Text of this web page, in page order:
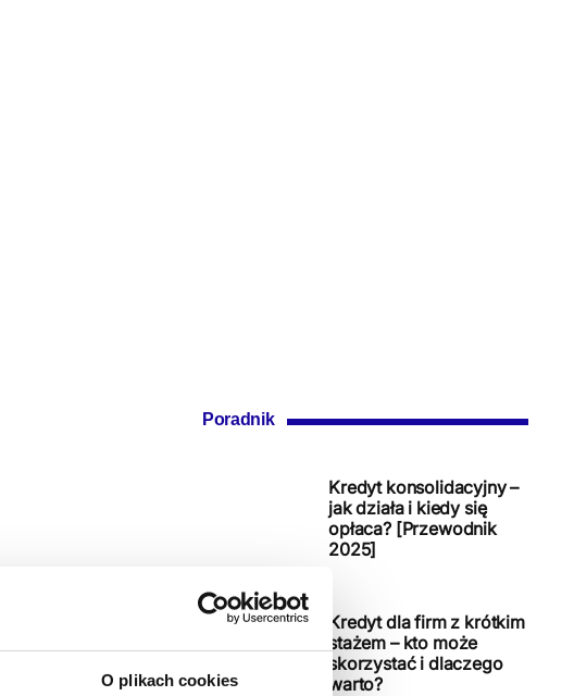
O plikach cookies
Poradnik
Kredyt konsolidacyjny –
jak działa i kiedy się
opłaca? [Przewodnik
2025]
Kredyt dla firm z krótkim
stażem – kto może
skorzystać i dlaczego
warto?